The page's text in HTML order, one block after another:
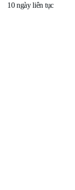
10 ngày liên tục